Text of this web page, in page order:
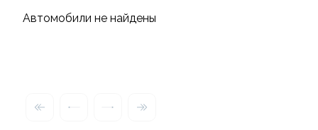
Автомобили не найдены